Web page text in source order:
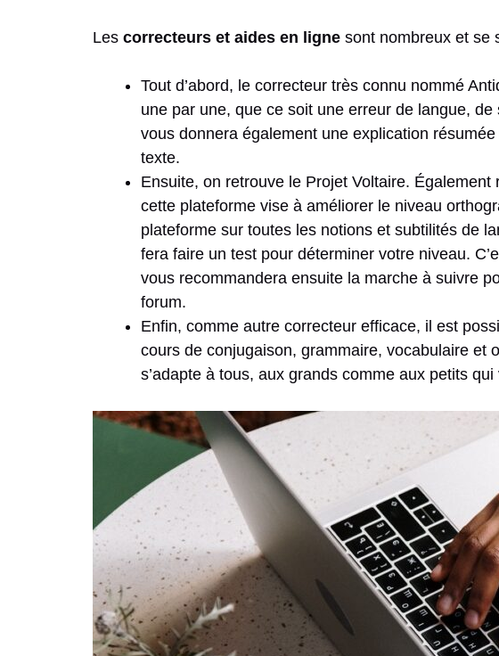
Les correcteurs et aides en ligne sont nombreux et se
Tout d’abord, le correcteur très connu nommé
une par une, que ce soit une erreur de langue,
vous donnera également une explication
texte.
Ensuite, on retrouve le Projet Voltaire.
cette plateforme vise à améliorer le niveau
plateforme sur toutes les notions et subtilités de
fera faire un test pour déterminer votre niveau.
vous recommandera ensuite la marche à suivre
forum.
Enfin, comme autre correcteur efficace, il est
cours de conjugaison, grammaire, vocabulaire et
s’adapte à tous, aux grands comme aux petits